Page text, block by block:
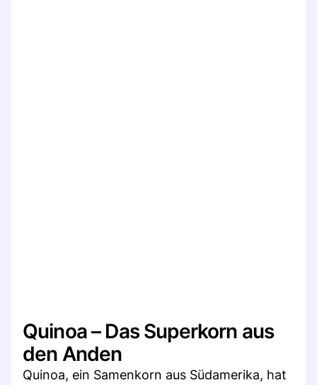
Quinoa – Das Superkorn aus
den Anden
Quinoa, ein Samenkorn aus Südamerika, hat